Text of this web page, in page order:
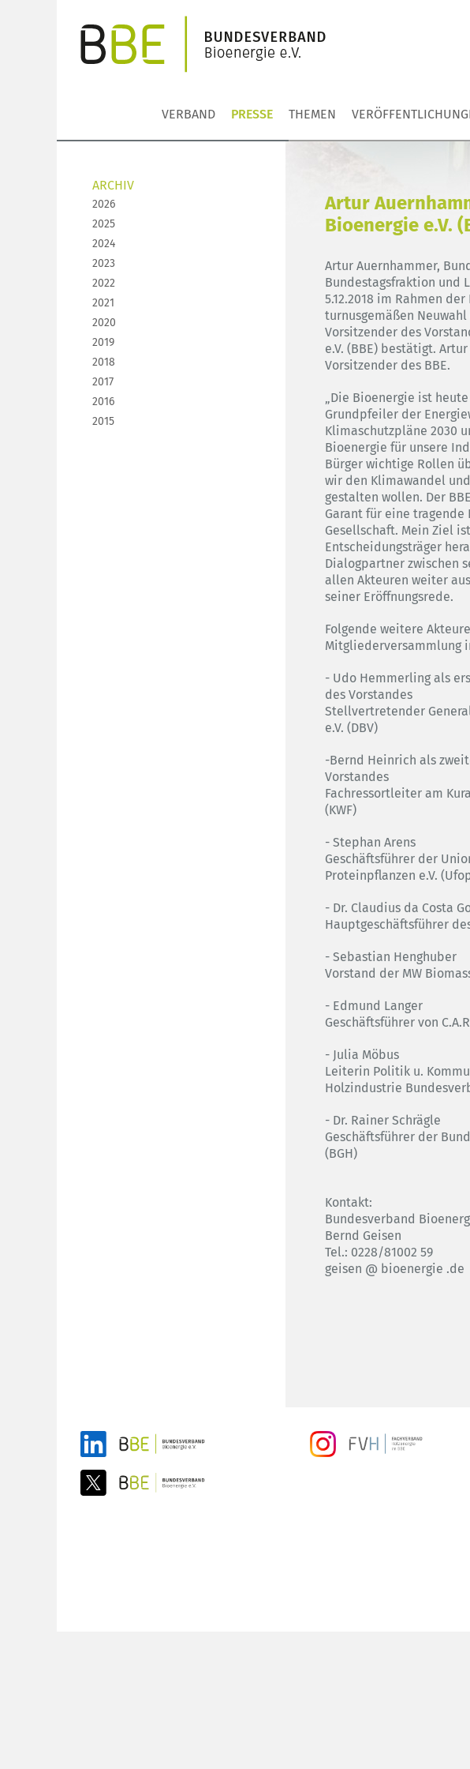
VERBAND PRESSE THEMEN
ARCHIV
2026
2025
2024
2023
2022
2021
2020
2019
2018
2017
2016
2015
Artur
Bioenergie e.V.
Artur Auernhammer,
Bundestagsfraktion und
5.12.2018 im Rahmen
turnusgemäßen
Vorsitzender des
e.V. (BBE) bestätigt.
Vorsitzender des BBE.
„Die Bioenergie ist
Grundpfeiler der
Klimaschutzpläne 2030
Bioenergie für unsere
Bürger wichtige Rollen
wir den Klimawandel
gestalten wollen. Der
Garant für eine
Gesellschaft. Mein Ziel
Entscheidungsträger
Dialogpartner zwischen
allen Akteuren weiter
seiner Eröffnungsrede.
Folgende weitere
Mitgliederversammlung
- Udo Hemmerling als
des Vorstandes
Stellvertretender
e.V. (DBV)
-Bernd Heinrich als
Vorstandes
Fachressortleiter am
(KWF)
- Stephan Arens
Geschäftsführer der
Proteinpflanzen e.V.
- Dr. Claudius da Costa
Hauptgeschäftsführer
- Sebastian Henghuber
Vorstand der MW
- Edmund Langer
Geschäftsführer von
- Julia Möbus
Leiterin Politik u.
Holzindustrie
- Dr. Rainer Schrägle
Geschäftsführer der
(BGH)
Kontakt:
Bundesverband
Bernd Geisen
Tel.: 0228/81002 59
geisen @ bioenergie .de